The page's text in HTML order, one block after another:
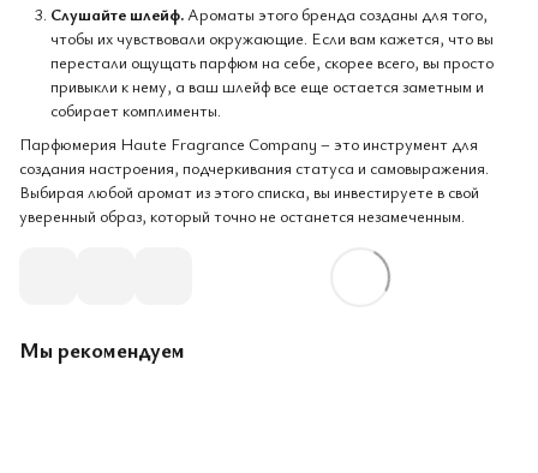
Слушайте шлейф. Ароматы этого бренда созданы для того,
чтобы их чувствовали окружающие. Если вам кажется, что вы
перестали ощущать парфюм на себе, скорее всего, вы просто
привыкли к нему, а ваш шлейф все еще остается заметным и
собирает комплименты.
Парфюмерия Haute Fragrance Company – это инструмент для
создания настроения, подчеркивания статуса и самовыражения.
Выбирая любой аромат из этого списка, вы инвестируете в свой
уверенный образ, который точно не останется незамеченным.
Мы рекомендуем